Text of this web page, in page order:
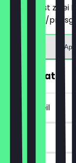
Du bestellst zwei
günstigere/
30% Rabatt
~2 € Vorteil
30 Tage